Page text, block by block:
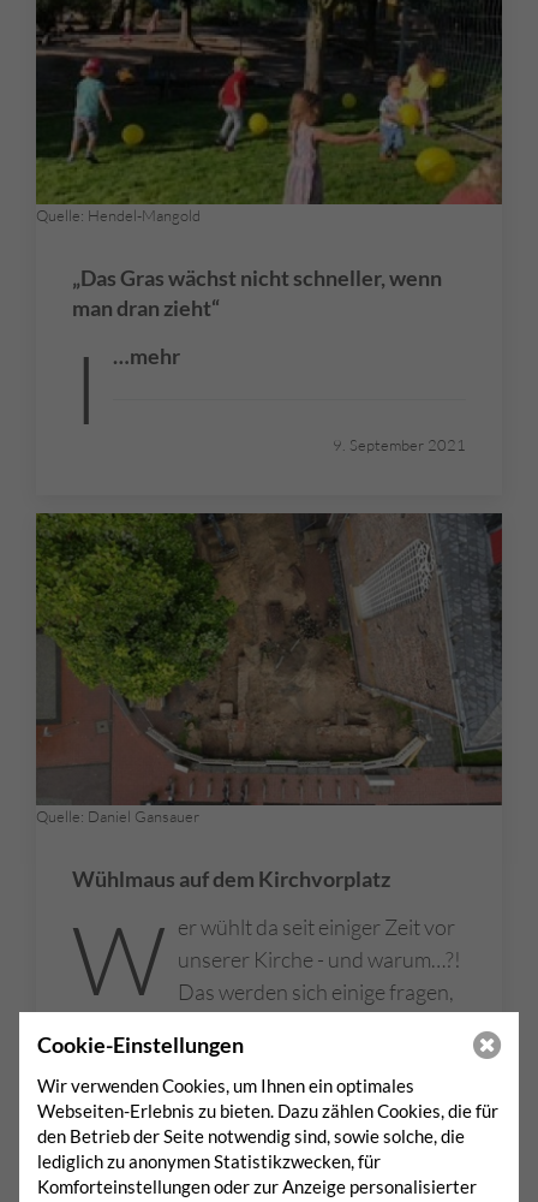
Quelle: Hendel-Mangold
„Das Gras wächst nicht schneller, wenn
man dran zieht“
I …mehr
9. September 2021
Quelle: Daniel Gansauer
Wühlmaus auf dem Kirchvorplatz
W er wühlt da seit einiger Zeit vor
unserer Kirche - und warum…?!
Das werden sich einige fragen,
ich seit meiner frühen Kindheit Geschichte
liebe und die Archäologen meine Helden
waren, drücke ich mir seit anderthalb
Wochen am Bauzaun die Nase platt.
mehr
Cookie-Einstellungen
Wir verwenden Cookies, um Ihnen ein optimales
Webseiten-Erlebnis zu bieten. Dazu zählen Cookies, die für
den Betrieb der Seite notwendig sind, sowie solche, die
lediglich zu anonymen Statistikzwecken, für
Komforteinstellungen oder zur Anzeige personalisierter